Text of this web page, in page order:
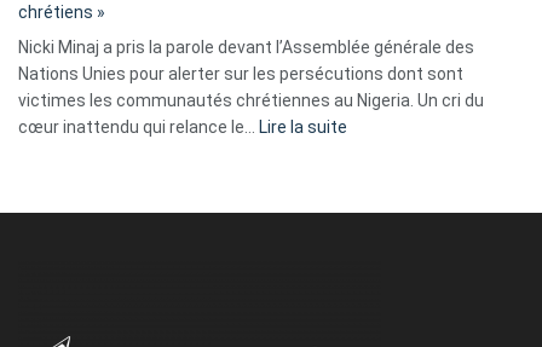
ses
tripes »
chrétiens »
Nicki Minaj a pris la parole devant l’Assemblée générale des
Nations Unies pour alerter sur les persécutions dont sont
victimes les communautés chrétiennes au Nigeria. Un cri du
cœur inattendu qui relance le… Lire la suite